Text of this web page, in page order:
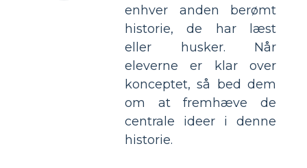
enhver anden berømt
historie, de har læst
eller husker. Når
eleverne er klar over
konceptet, så bed dem
om at fremhæve de
centrale ideer i denne
historie.